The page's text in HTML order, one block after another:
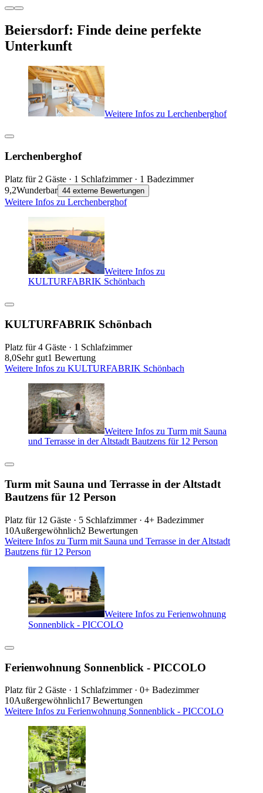
Beiersdorf: Finde deine perfekte
Unterkunft
Weitere Infos zu Lerchenberghof
Lerchenberghof
Platz für 2 Gäste · 1 Schlafzimmer · 1 Badezimmer
9,2Wunderbar 44 externe Bewertungen
Weitere Infos zu Lerchenberghof
Weitere Infos zu
KULTURFABRIK Schönbach
KULTURFABRIK Schönbach
Platz für 4 Gäste · 1 Schlafzimmer
8,0Sehr gut1 Bewertung
Weitere Infos zu KULTURFABRIK Schönbach
Weitere Infos zu Turm mit Sauna
und Terrasse in der Altstadt Bautzens für 12 Person
Turm mit Sauna und Terrasse in der Altstadt
Bautzens für 12 Person
Platz für 12 Gäste · 5 Schlafzimmer · 4+ Badezimmer
10Außergewöhnlich2 Bewertungen
Weitere Infos zu Turm mit Sauna und Terrasse in der Altstadt
Bautzens für 12 Person
Weitere Infos zu Ferienwohnung
Sonnenblick - PICCOLO
Ferienwohnung Sonnenblick - PICCOLO
Platz für 2 Gäste · 1 Schlafzimmer · 0+ Badezimmer
10Außergewöhnlich17 Bewertungen
Weitere Infos zu Ferienwohnung Sonnenblick - PICCOLO